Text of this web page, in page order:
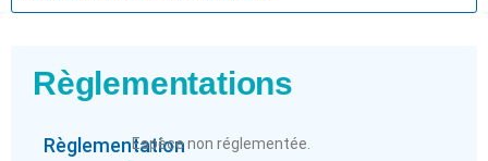
Règlementations
RèglementationEspèce non réglementée.